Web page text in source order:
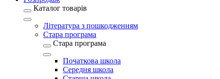
Каталог товарів
Література з пошкодженням
Стара програма
Стара програма
Початкова школа
Середня школа